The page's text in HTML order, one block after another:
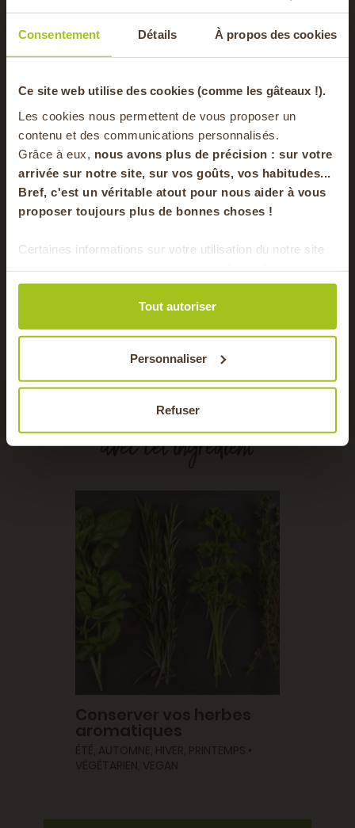
Consentement Détails À propos des cookies
Ce site web utilise des cookies (comme les gâteaux !).
Les cookies nous permettent de vous proposer un
contenu et des communications personnalisés.
Grâce à eux, nous avons plus de précision : sur votre
arrivée sur notre site, sur vos goûts, vos habitudes...
Bref, c'est un véritable atout pour nous aider à vous
proposer toujours plus de bonnes choses !
Certaines informations sur votre utilisation du notre site
de publicité et d'analyse. Ces données peuvent être
combinées avec d'autres informations que vous leur
avez fournies ou qu'ils ont collectées lors de votre
Tout autoriser
Personnaliser
Refuser
6 œufs frais BIO
/ Boîte de 6
Ajouter au panier
avec cet ingrédient
-20% offerts sur
votre panier
en vous inscrivant à notre newsletter
Pour faire le plein chaque semaine de bons
produits locaux & de saison !